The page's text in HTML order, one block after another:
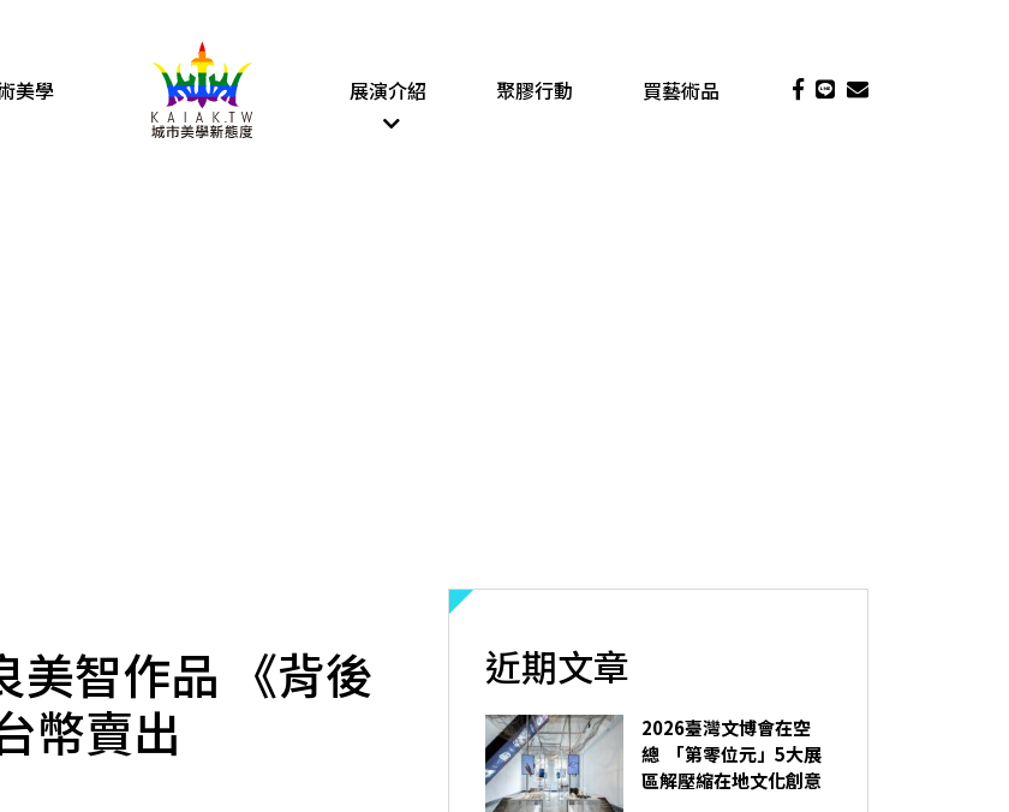
美學 展演介紹 聚膠行動 買藝術品
美智作品 《背後
幣賣出
近期文章
2026臺灣文博會在空
總 「第零位元」5大展
區解壓縮在地文化創意